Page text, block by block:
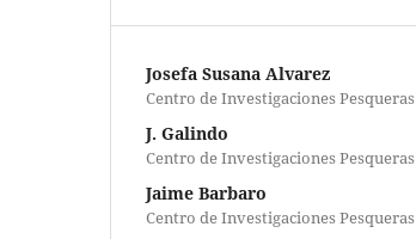
Josefa Susana Alvarez
Centro de Investigaciones Pesqueras
J. Galindo
Centro de Investigaciones Pesqueras
Jaime Barbaro
Centro de Investigaciones Pesqueras